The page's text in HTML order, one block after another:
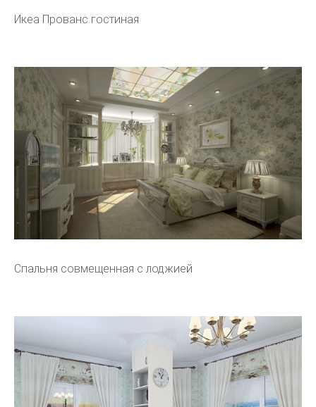
Икеа Прованс гостиная
Спальня совмещенная с лоджией